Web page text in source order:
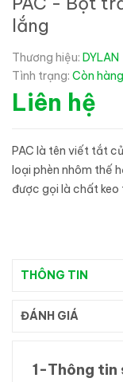
lắng
Thương hiệu: DYLAN
Tình trạng: Còn hàng
Liên hệ
PAC là tên viết tắt
loại phèn nhôm thế
được gọi là chất
THÔNG TIN
ĐÁNH GIÁ
1-Thông tin